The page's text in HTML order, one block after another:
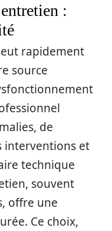
:
rapidement
source
de
interventions et
technique
souvent
offre une
Ce choix,